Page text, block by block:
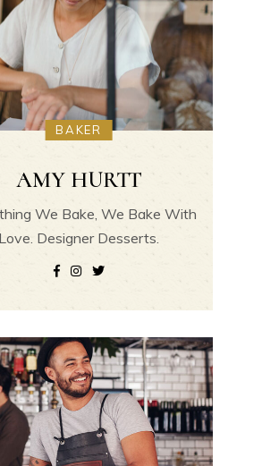
BAKER
AMY HURTT
We Bake, We Bake With
Love. Designer Desserts.